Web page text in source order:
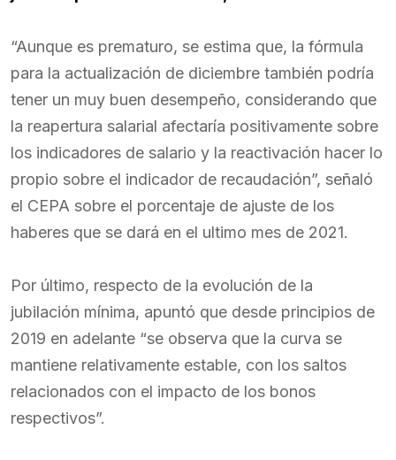
“Aunque es prematuro, se estima que, la fórmula
para la actualización de diciembre también podría
tener un muy buen desempeño, considerando que
la reapertura salarial afectaría positivamente sobre
los indicadores de salario y la reactivación hacer lo
propio sobre el indicador de recaudación”, señaló
el CEPA sobre el porcentaje de ajuste de los
haberes que se dará en el ultimo mes de 2021.
Por último, respecto de la evolución de la
jubilación mínima, apuntó que desde principios de
2019 en adelante “se observa que la curva se
mantiene relativamente estable, con los saltos
relacionados con el impacto de los bonos
respectivos”.